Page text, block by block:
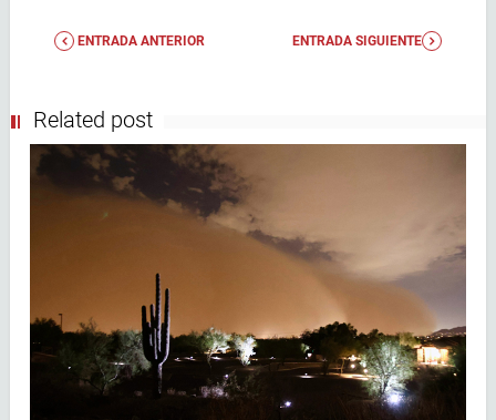
ENTRADA ANTERIOR ENTRADA SIGUIENTE
Related post